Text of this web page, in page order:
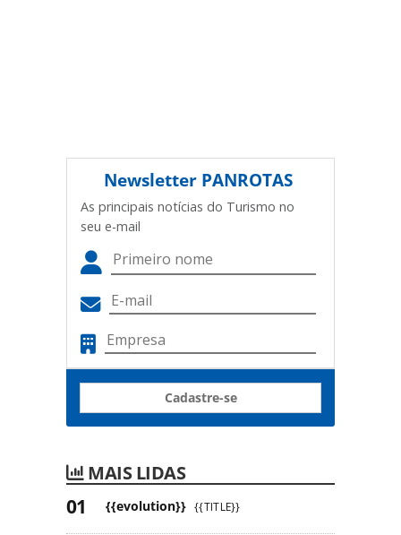
Newsletter PANROTAS
As principais notícias do Turismo no
seu e-mail
Cadastre-se
MAIS LIDAS
{{evolution}} {{TITLE}}